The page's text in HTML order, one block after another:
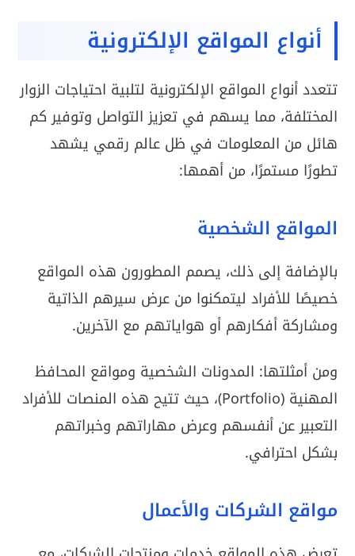
أنواع المواقع الإلكترونية
تتعدد أنواع المواقع الإلكترونية لتلبية احتياجات الزوار
المختلفة، مما يسهم في تعزيز التواصل وتوفير كم
هائل من المعلومات في ظل عالم رقمي يشهد
تطورًا مستمرًا، من أهمها:
المواقع الشخصية
بالإضافة إلى ذلك، يصمم المطورون هذه المواقع
خصيصًا للأفراد ليتمكنوا من عرض سيرهم الذاتية
ومشاركة أفكارهم أو هواياتهم مع الآخرين.
ومن أمثلتها: المدونات الشخصية ومواقع المحافظ
المهنية (Portfolio)، حيث تتيح هذه المنصات للأفراد
التعبير عن أنفسهم وعرض مهاراتهم وخبراتهم
بشكل احترافي.
مواقع الشركات والأعمال